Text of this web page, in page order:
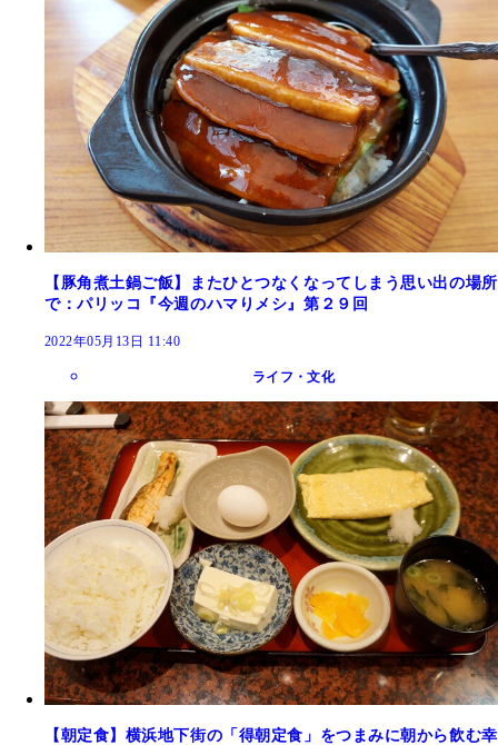
【豚角煮土鍋ご飯】またひとつなくなってしまう思い出の場所
で：パリッコ『今週のハマりメシ』第２９回
2022年05月13日 11:40
ライフ・文化
【朝定食】横浜地下街の「得朝定食」をつまみに朝から飲む幸